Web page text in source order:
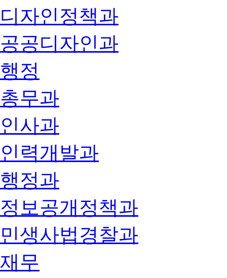
디자인정책과
공공디자인과
행정
총무과
인사과
인력개발과
행정과
정보공개정책과
민생사법경찰과
재무